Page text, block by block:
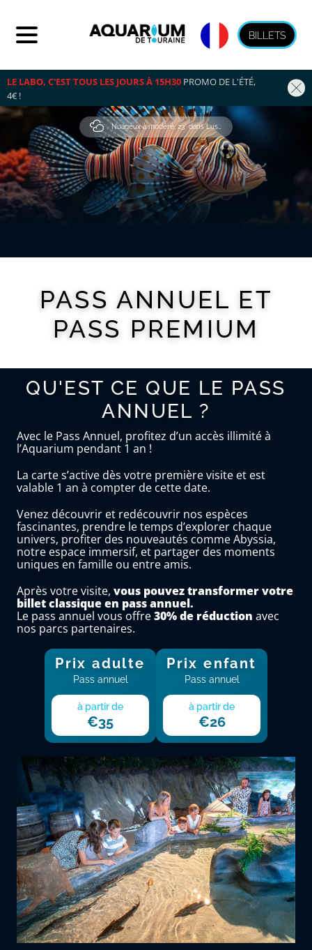
BILLETS
LE LABO, C'EST TOUS LES JOURS À 15H30 PROMO DE L'ÉTÉ,
4€ !
Nuageux à modéré, 23° dans Lussault-Sur-Loire
PASS ANNUEL ET
PASS PREMIUM
QU'EST CE QUE LE PASS
ANNUEL ?
Avec le Pass Annuel, profitez d’un accès illimité à
l’Aquarium pendant 1 an !
La carte s’active dès votre première visite et est
valable 1 an à compter de cette date.
Venez découvrir et redécouvrir nos espèces
fascinantes, prendre le temps d’explorer chaque
univers, profiter des nouveautés comme Abyssia,
notre espace immersif, et partager des moments
uniques en famille ou entre amis.
Après votre visite, vous pouvez transformer votre
billet classique en pass annuel.
Le pass annuel vous offre30% de réduction avec
nos parcs partenaires.
Prix adulte
Pass annuel
à partir de
€35
Prix enfant
Pass annuel
à partir de
€26